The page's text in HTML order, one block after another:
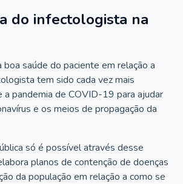
do infectologista na
saúde do paciente em relação a
tem sido cada vez mais
a pandemia de COVID-19 para ajudar
e os meios de propagação da
só é possível através desse
planos de contenção de doenças
da população em relação a como se